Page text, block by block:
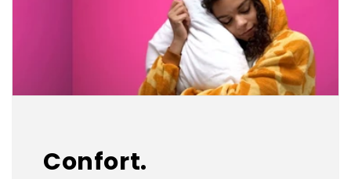
Confort.